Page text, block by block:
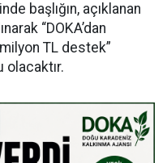
başlığın, açıklanan
“DOKA’dan
TL destek”